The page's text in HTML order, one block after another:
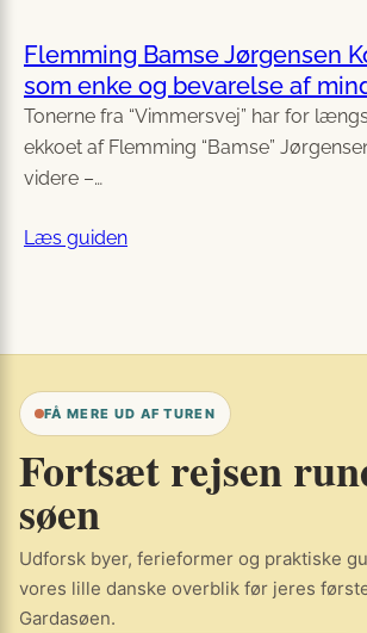
Flemming Bamse Jørgensen
som enke og bevarelse af
Tonerne fra “Vimmersvej” har for
ekkoet af Flemming “Bamse”
videre –…
Læs guiden
FÅ MERE UD AF TUREN
Fortsæt rejsen
søen
Udforsk byer, ferieformer og praktiske
vores lille danske overblik før jeres
Gardasøen.